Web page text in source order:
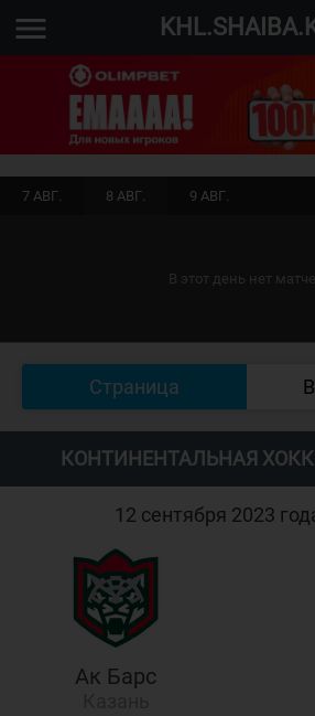
menu
7 АВГ. 8 АВГ. 9 АВГ.
В этот день нет
Страница
КОНТИНЕНТАЛЬНАЯ
12 сентября 2023
Ак Барс